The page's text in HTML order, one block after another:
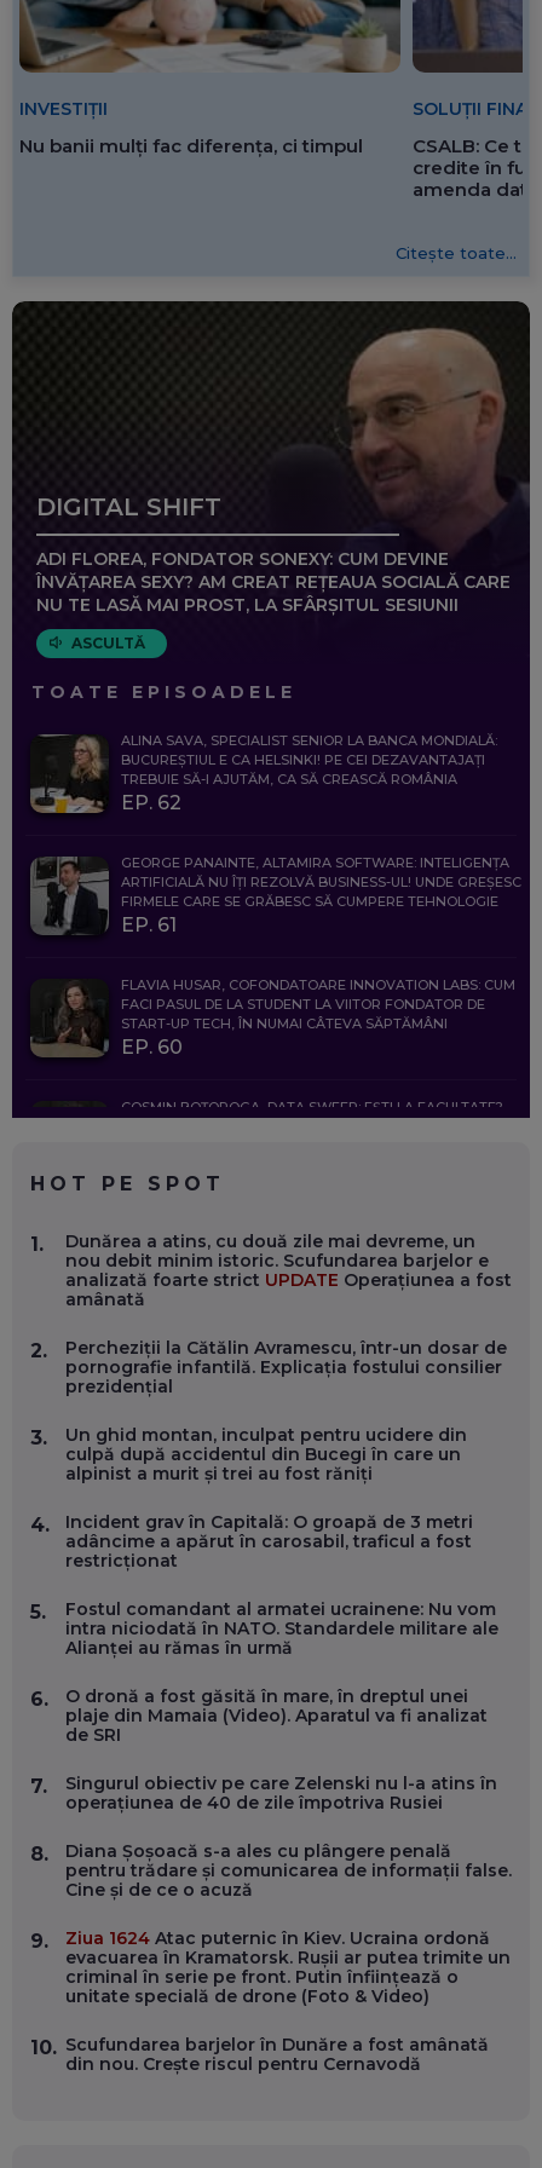
INVESTIȚII
Nu banii mulți fac diferența, ci timpul
SOLUȚII
CSALB: Ce
credite în
amenda
Citește toate...
DIGITAL SHIFT
ADI FLOREA, FONDATOR SONEXY: CUM DEVINE
ÎNVĂȚAREA SEXY? AM CREAT REȚEAUA SOCIALĂ CARE
NU TE LASĂ MAI PROST, LA SFÂRȘITUL SESIUNII
ASCULTĂ
TOATE EPISOADELE
ALINA SAVA, SPECIALIST SENIOR LA BANCA MONDIALĂ:
BUCUREȘTIUL E CA HELSINKI! PE CEI DEZAVANTAJAȚI
TREBUIE SĂ-I AJUTĂM, CA SĂ CREASCĂ ROMÂNIA
EP. 62
GEORGE PANAINTE, ALTAMIRA SOFTWARE: INTELIGENȚA
ARTIFICIALĂ NU ÎȚI REZOLVĂ BUSINESS-UL! UNDE GREȘESC
FIRMELE CARE SE GRĂBESC SĂ CUMPERE TEHNOLOGIE
EP. 61
FLAVIA HUSAR, COFONDATOARE INNOVATION LABS: CUM
FACI PASUL DE LA STUDENT LA VIITOR FONDATOR DE
START-UP TECH, ÎN NUMAI CÂTEVA SĂPTĂMÂNI
EP. 60
COSMIN BOȚOROGA, DATA SWEEP: EȘTI LA FACULTATE?
FOLOSEȘTI TEHNOLOGIA CA SĂ FII MAI BUN LA JOB. ȘI CUM
SE VA SCHIMBA MUNCA, ÎN URMĂTORII ANI
EP. 58
MARIUS PAȘCULEA, COFONDATOR AL KULTH: CUM
FOLOSEȘTI TEHNOLOGIA CA SĂ ÎȚI DESCHIZI DRUMUL
CĂTRE ARTĂ, LA NIVEL GLOBAL
ANDREI AVĂDANEI, BIT SENTINEL: CUM ÎȚI PROTEJEZI
CARIERĂ DE „HACKER CU PERMIS”
EP. 56
DOINA VÎLCEANU, CONTENTSPEED: VREI SUCCES ONLINE?
ÎNVAȚĂ AEO ȘI GEO!
EP. 55
OLIVIU MATEI, HOLISUN: SOFTWARE DE LA CLUJ PENTRU
EP. 54
VALENTIN VANCEA, CEO AL PATRIA BANK: AUTOMATIZĂM
PROCESE, DAR CE FACEM CÂND PICĂ BAZA DE DATE, LA
INSTITUȚIILE STATULUI?
EP. 53
VOICU OPREAN (AROBS): CUM CONSTRUIEȘTI O COMPANIE
GLOBALĂ, FĂRĂ SĂ PIERZI LEGĂTURA CU COMUNITATEA
TA LOCALĂ - ȘI CE SĂ DAI ÎNAPOI
ROBERT GRAUR, FOMO: SPEAKERUL PE SCENĂ, INVITATUL
HOT PE SPOT
1.
Dunărea a atins, cu două zile mai devreme, un
nou debit minim istoric. Scufundarea barjelor e
analizată foarte strict UPDATE Operațiunea a fost
amânată
2.
Percheziții la Cătălin Avramescu, într-un dosar de
pornografie infantilă. Explicația fostului consilier
prezidențial
3.
Un ghid montan, inculpat pentru ucidere din
culpă după accidentul din Bucegi în care un
alpinist a murit și trei au fost răniți
4.
Incident grav în Capitală: O groapă de 3 metri
adâncime a apărut în carosabil, traficul a fost
restricționat
5.
Fostul comandant al armatei ucrainene: Nu vom
intra niciodată în NATO. Standardele militare ale
Alianței au rămas în urmă
6.
O dronă a fost găsită în mare, în dreptul unei
plaje din Mamaia (Video). Aparatul va fi analizat
de SRI
7.
Singurul obiectiv pe care Zelenski nu l-a atins în
operațiunea de 40 de zile împotriva Rusiei
8.
Diana Șoșoacă s-a ales cu plângere penală
pentru trădare și comunicarea de informații false.
Cine și de ce o acuză
9. Ziua 1624 Atac puternic în Kiev. Ucraina ordonă
evacuarea în Kramatorsk. Rușii ar putea trimite un
criminal în serie pe front. Putin înființează o
unitate specială de drone (Foto & Video)
10. Scufundarea barjelor în Dunăre a fost amânată
din nou. Crește riscul pentru Cernavodă